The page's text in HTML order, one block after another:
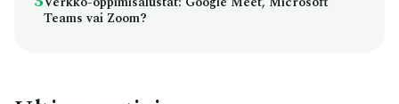
Teams vai Zoom?